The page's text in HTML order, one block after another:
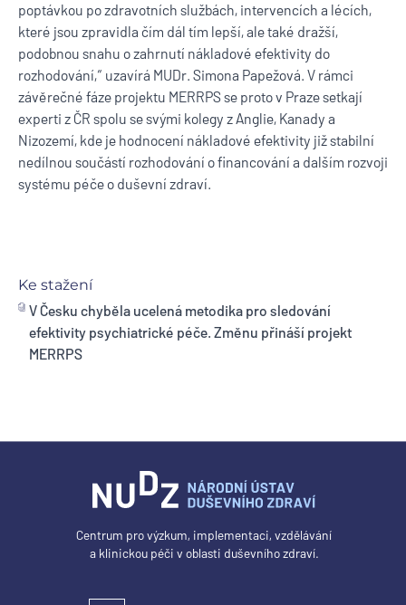
poptávkou po zdravotních službách, intervencích a lécích,
které jsou zpravidla čím dál tím lepší, ale také dražší,
podobnou snahu o zahrnutí nákladové efektivity do
rozhodování,“ uzavírá MUDr. Simona Papežová. V rámci
závěrečné fáze projektu MERRPS se proto v Praze setkají
experti z ČR spolu se svými kolegy z Anglie, Kanady a
Nizozemí, kde je hodnocení nákladové efektivity již stabilní
nedílnou součástí rozhodování o financování a dalším rozvoji
systému péče o duševní zdraví.
Ke stažení
V Česku chyběla ucelená metodika pro sledování
efektivity psychiatrické péče. Změnu přináší projekt
MERRPS
Centrum pro výzkum, implementaci, vzdělávání
a klinickou péči v oblasti duševního zdraví.